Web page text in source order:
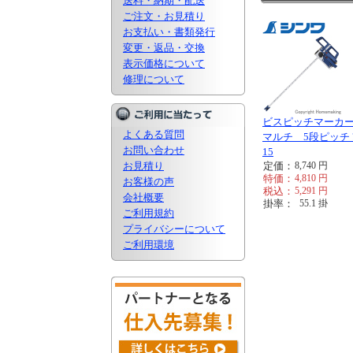
ご注文・お見積り
お支払い・書類発行
変更・返品・交換
表示価格について
修理について
よくある質問
お問い合わせ
お見積り
お客様の声
会社概要
ご利用規約
プライバシーについて
ご利用環境
ビスピッチマーカ
マルチ 5段ピッチ
15
定価： 8,740 円
特価： 4,810 円
税込： 5,291 円
掛率： 55.1 掛